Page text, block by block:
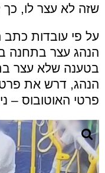
שזה לא עצר לו, כך
על פי עובדות
הנהג עצר בתחנה
בטענה שלא עצר
הנהג, דרש את
פרטי האוטובוס –